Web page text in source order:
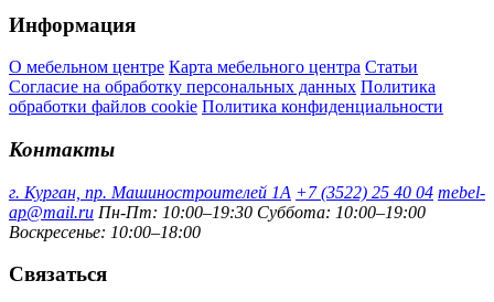
Информация
О мебельном центре Карта мебельного центра Статьи
Согласие на обработку персональных данных Политика
обработки файлов cookie Политика конфиденциальности
Контакты
г. Курган, пр. Машиностроителей 1А +7 (3522) 25 40 04 mebel-
ap@mail.ru Пн-Пт: 10:00–19:30 Суббота: 10:00–19:00
Воскресенье: 10:00–18:00
Связаться